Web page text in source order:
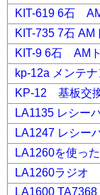
KIT-619 6石
KIT-735 7石
KIT-9 6石 AM
kp-12a メンテナ
KP-12 基板交
LA1135 レシー
LA1247 レシー
LA1260を使っ
LA1260ラジオ
LA1600